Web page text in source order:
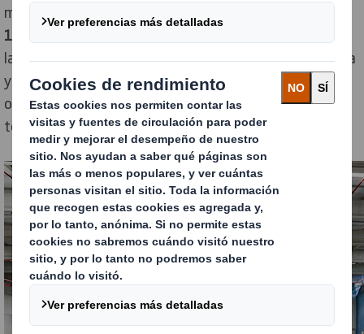
mediados de 2024, han supuesto una inversión de
11,35 millones de euros
la superficie de la fábrica como su capacidad productiva
y de almacenamiento, además de generar nuevas
oportunidades de negocio en el mercado gallego y en
toda la zona noroeste de la península.